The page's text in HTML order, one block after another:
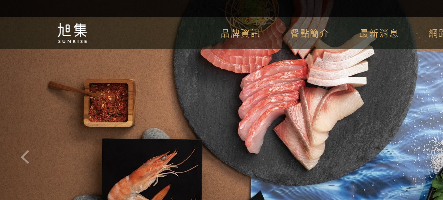
品牌資訊 餐點簡介 最新消息 網